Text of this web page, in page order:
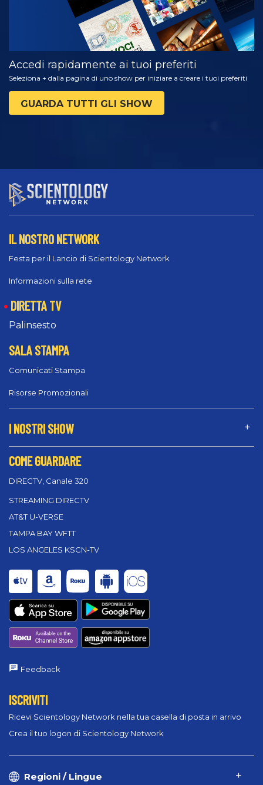
Accedi rapidamente ai tuoi preferiti
Seleziona + dalla pagina di uno show per iniziare a creare i tuoi preferiti
GUARDA TUTTI GLI SHOW
IL NOSTRO NETWORK
Festa per il Lancio di Scientology Network
Informazioni sulla rete
DIRETTA TV
Palinsesto
SALA STAMPA
Comunicati Stampa
Risorse Promozionali
I NOSTRI SHOW
COME GUARDARE
DIRECTV, Canale 320
STREAMING DIRECTV
AT&T U-VERSE
TAMPA BAY WFTT
LOS ANGELES KSCN-TV
Feedback
ISCRIVITI
Ricevi Scientology Network nella tua casella di posta in arrivo
Crea il tuo logon di Scientology Network
Regioni / Lingue